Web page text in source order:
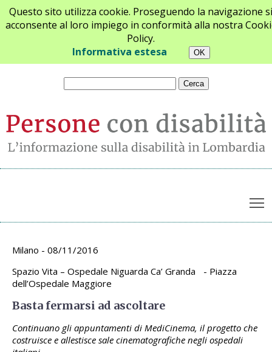
Questo sito utilizza cookie. Proseguendo la navigazione si
acconsente al loro impiego in conformità alla nostra
Policy.
Informativa estesa
Chi siamo Newsletter Contatti
Archivio appuntamenti
Milano - 08/11/2016
Spazio Vita – Ospedale Niguarda Ca’ Granda - Piazza
dell’Ospedale Maggiore
Basta fermarsi ad ascoltare
Continuano gli appuntamenti di MediCinema, il progetto che
costruisce e allestisce sale cinematografiche negli ospedali